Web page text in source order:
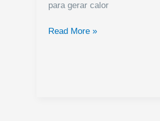
para gerar calor
Aquecedor
Read More »